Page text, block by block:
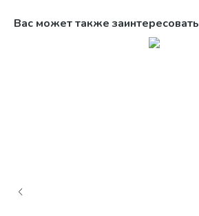
Вас может также заинтересовать